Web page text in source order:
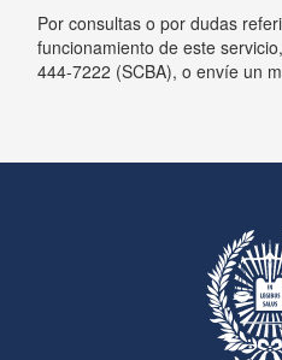
Por consultas o por dudas
funcionamiento de este
444-7222 (SCBA), o envíe un